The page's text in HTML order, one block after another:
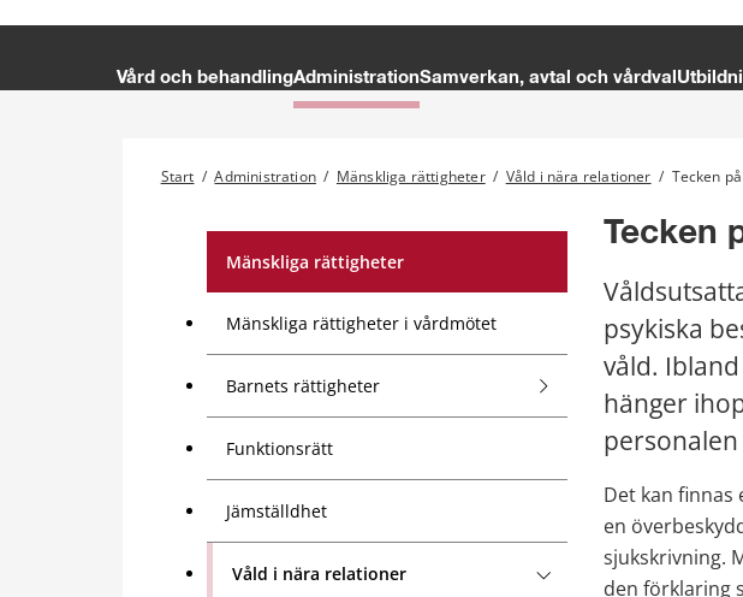
Vård och behandlingAdministrationSamverkan, avtal och vårdval
Start / Administration / Mänskliga rättigheter / Våld i nära relationer / Tecken
Mänskliga rättigheter
Mänskliga rättigheter i vårdmötet
Barnets rättigheter
Funktionsrätt
Jämställdhet
Våld i nära relationer
Tecken
psykiska
våld.
hänger
Det kan finnas
en
sjukskrivning.
den förklaring